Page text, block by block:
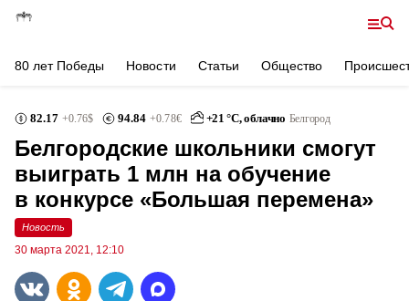
80 лет Победы Новости Статьи Общество
82.17 +0.76$ 94.84 +0.78€ +21 °С,облачно Белгород
Белгородские школьники смогут
выиграть 1 млн на обучение
в конкурсе «Большая перемена»
Новость
30 марта 2021, 12:10